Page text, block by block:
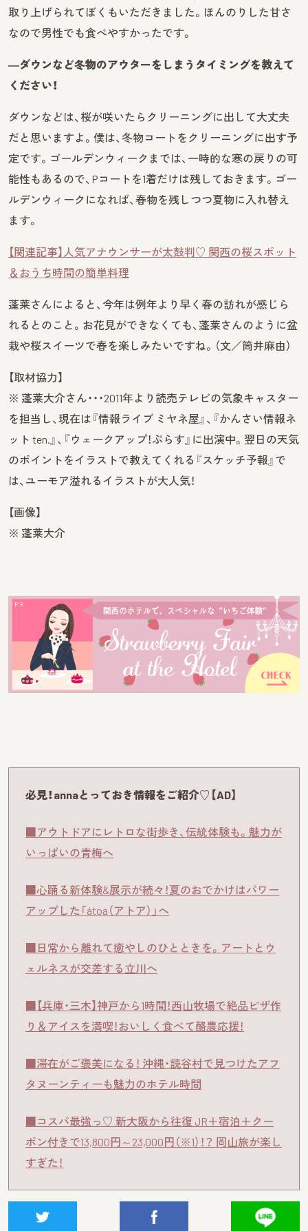
取り上げられてぼくもいただきました。ほんのりした甘さ
なので男性でも食べやすかったです。
―ダウンなど冬物のアウターをしまうタイミングを教えて
ください！
ダウンなどは、桜が咲いたらクリーニングに出して大丈夫
だと思いますよ。僕は、冬物コートをクリーニングに出す予
定です。ゴールデンウィークまでは、一時的な寒の戻りの可
能性もあるので、Pコートを1着だけは残しておきます。ゴー
ルデンウィークになれば、春物を残しつつ夏物に入れ替え
ます。
【関連記事】人気アナウンサーが太鼓判♡ 関西の桜スポット
＆おうち時間の簡単料理
蓬莱さんによると、今年は例年より早く春の訪れが感じら
れるとのこと。お花見ができなくても、蓬莱さんのように盆
栽や桜スイーツで春を楽しみたいですね。（文／筒井麻由）
【取材協力】
※ 蓬莱大介さん・・・2011年より読売テレビの気象キャスター
を担当し、現在は『情報ライブ ミヤネ屋』、『かんさい情報ネ
ット ten.』、『ウェークアップ！ぷらす』に出演中。翌日の天気
のポイントをイラストで教えてくれる『スケッチ予報』で
は、ユーモア溢れるイラストが大人気！
【画像】
※ 蓬莱大介
必見！annaとっておき情報をご紹介♡【AD】
■アウトドアにレトロな街歩き、伝統体験も。魅力が
いっぱいの青梅へ
■心踊る新体験&展示が続々！夏のおでかけはパワー
アップした「átoa（アトア）」へ
■日常から離れて癒やしのひとときを。アートとウ
ェルネスが交差する立川へ
■【兵庫・三木】神戸から1時間！西山牧場で絶品ピザ作
り＆アイスを満喫！おいしく食べて酪農応援！
■滞在がご褒美になる！ 沖縄・読谷村で見つけたアフ
タヌーンティーも魅力のホテル時間
■コスパ最強っ♡ 新大阪から往復 JR＋宿泊＋クー
ポン付きで13,800円～23,000円（※1）！？ 岡山旅が楽し
すぎた！